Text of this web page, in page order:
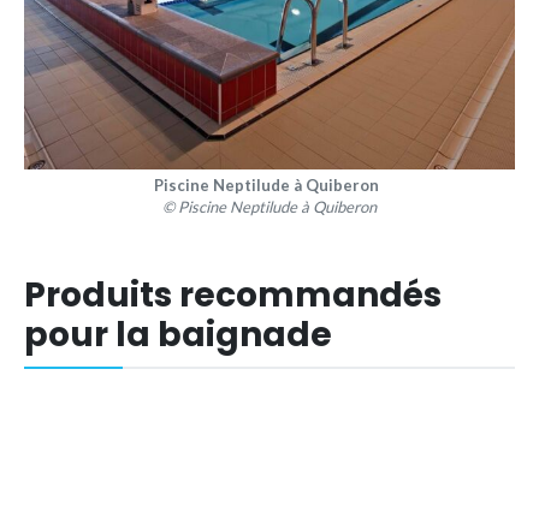
Piscine Neptilude à Quiberon
© Piscine Neptilude à Quiberon
Produits recommandés
pour la baignade